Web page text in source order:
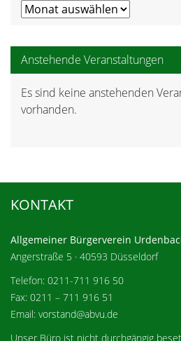
Meldungsarchiv
Anstehende Veranstaltungen
Hinweis
Es sind keine anstehenden
vorhanden.
KONTAKT
Allgemeiner Bürgerverein
Angerstraße 5 · 40593 Düsseldorf
Telefon: 0211-711 916 50
Fax: 0211 – 711 916 51
Email: vorstand@abvu.de
Unser Büro ist nicht durchgängig